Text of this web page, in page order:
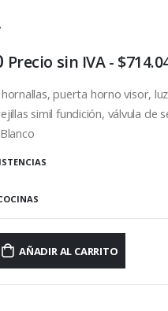
Precio sin IVA - $
puerta horno visor,
simil fundición, válvula de
AÑADIR AL CARRITO